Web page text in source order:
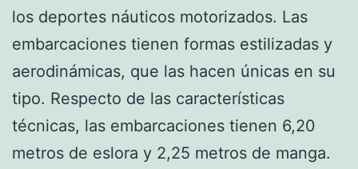
los deportes náuticos motorizados. Las
embarcaciones tienen formas estilizadas y
aerodinámicas, que las hacen únicas en su
tipo. Respecto de las características
técnicas, las embarcaciones tienen 6,20
metros de eslora y 2,25 metros de manga.